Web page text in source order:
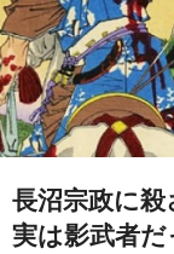
長沼宗政に殺
実は影武者